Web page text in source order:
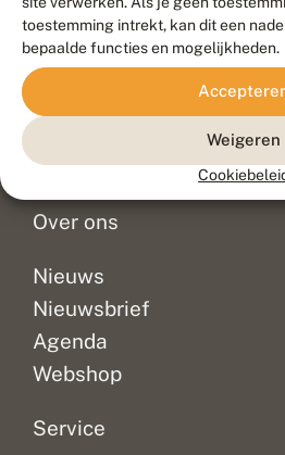
toestemming intrekt, kan dit een
bepaalde functies en mogelijkheden.
Weigeren
Contact
Veelgestelde vragen
Doneer
Over ons
Nieuws
Nieuwsbrief
Agenda
Webshop
Service
Blue Field
Privacy
Disclaimer
Sitemap